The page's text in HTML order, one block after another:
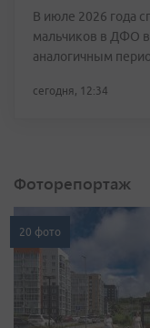
В июле 2026 года
мальчиков в ДФО
аналогичным
сегодня, 12:34
Фоторепортаж
20 фото